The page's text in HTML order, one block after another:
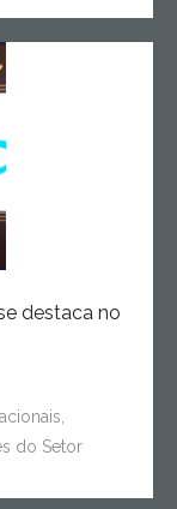
destaca no
do Setor